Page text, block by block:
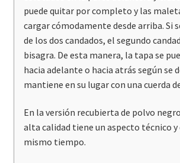
puede quitar por completo y las
cargar cómodamente desde arriba. Si
de los dos candados, el segundo
bisagra. De esta manera, la tapa se
hacia adelante o hacia atrás según se
mantiene en su lugar con una cuerda
En la versión recubierta de polvo
alta calidad tiene un aspecto técnico
mismo tiempo.